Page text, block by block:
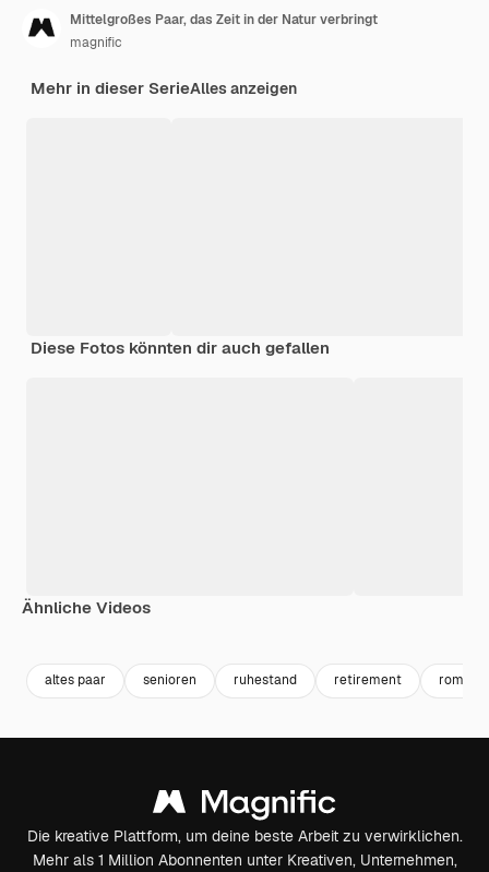
Mittelgroßes Paar, das Zeit in der Natur verbringt
magnific
Mehr in dieser SerieAlles anzeigen
Diese Fotos könnten dir auch gefallen
Ähnliche Videos
altes paar senioren ruhestand retirement
Die kreative Plattform, um deine beste Arbeit zu verwirklichen.
Mehr als 1 Million Abonnenten unter Kreativen, Unternehmen,